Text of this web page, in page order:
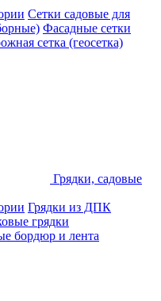
Сетки садовые для
Фасадные сетки
сетка (геосетка)
Грядки, садовые
Грядки из ДПК
грядки
бордюр и лента